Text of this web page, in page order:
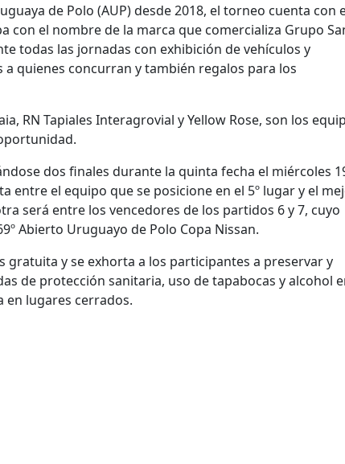
de Polo (AUP) desde 2018, el torneo cuenta con
con el nombre de la marca que comercializa Grupo
todas las jornadas con exhibición de vehículos y
quienes concurran y también regalos para los
RN Tapiales Interagrovial y Yellow Rose, son los
dos finales durante la quinta fecha el miércoles
entre el equipo que se posicione en el 5º lugar y el
será entre los vencedores de los partidos 6 y 7, cuyo
Abierto Uruguayo de Polo Copa Nissan.
gratuita y se exhorta a los participantes a preservar y
de protección sanitaria, uso de tapabocas y alcohol
en lugares cerrados.